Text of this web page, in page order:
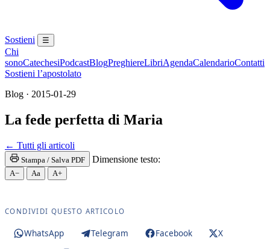
Sostieni ☰
Chi
sonoCatechesiPodcastBlogPreghiereLibriAgendaCalendarioContatti
Sostieni l’apostolato
Blog · 2015-01-29
La fede perfetta di Maria
← Tutti gli articoli
Stampa / Salva PDF Dimensione testo:
A− Aa A+
CONDIVIDI QUESTO ARTICOLO
WhatsApp Telegram Facebook
X